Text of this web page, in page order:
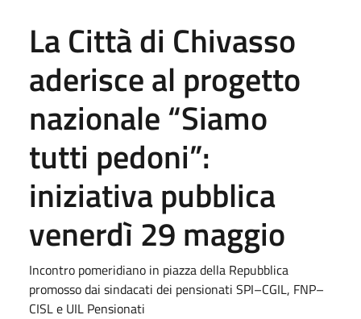
La Città di Chivasso
aderisce al progetto
nazionale “Siamo
tutti pedoni”:
iniziativa pubblica
venerdì 29 maggio
Incontro pomeridiano in piazza della Repubblica
promosso dai sindacati dei pensionati SPI–CGIL, FNP–
CISL e UIL Pensionati